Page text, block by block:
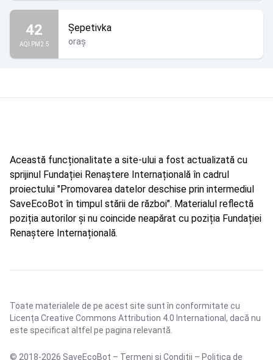
42
AQI PM2.5
Şepetivka
oraș
Această funcționalitate a site-ului a fost actualizată cu
sprijinul Fundației Renaștere Internațională în cadrul
proiectului "Promovarea datelor deschise prin intermediul
SaveEcoBot în timpul stării de război". Materialul reflectă
poziția autorilor și nu coincide neapărat cu poziția Fundației
Renaștere Internațională.
Toate materialele de pe acest site sunt în conformitate cu
Licența Creative Commons Attribution 4.0 International , dacă nu
este specificat altfel pe pagina relevantă.
© 2018-2026 SaveEcoBot – Termeni și Condiții – Politica de